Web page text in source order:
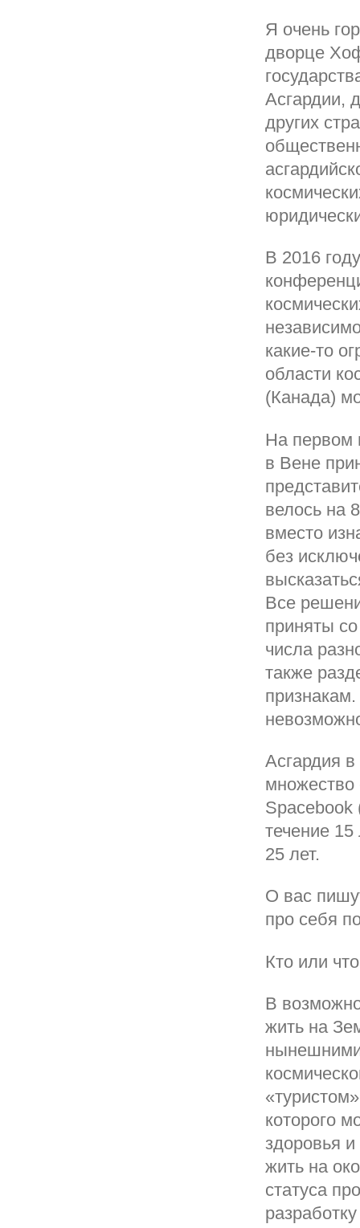
Я очень
дворце
Асгардии,
других
В 2016
какие-то
области
(Канада)
На первом
в Вене
велось на
вместо
без
Все
приняты
числа
также
Асгардия
множество
Spacebook
течение
25 лет.
О вас
про себя
Кто или
В
жить на
которого
здоровья
жить на
статуса